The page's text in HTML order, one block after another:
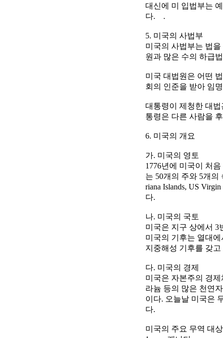
대신에 미 입법부는
다. .
5. 미국의 사법부
미국의 사법부는 법
원과 많은 수의 하급
미국 대법원은 어떤
회의 인준을 받아 임
대통령이 제청한 대
통령은 다른 사람을
6. 미국의 개요
가. 미국의 영토
1776년에 미국이 처
는 50개의 주와 5개의
riana Islands, US
다.
나. 미국의 국토
미국은 지구 상에서 3
미국의 기후는 열대
지중해성 기후를 갖고
다. 미국의 경제
미국은 자본주의 경
라늄 등의 많은 천연
이다. 오늘날 미국은
다.
미국의 주요 무역 대